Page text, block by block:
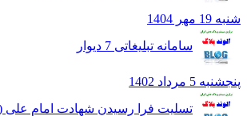
1404
سامانه تبلیغاتی 7 دیوار
مرداد 1402
تسلیت فرا رسیدن شهادت امام علی (ع)